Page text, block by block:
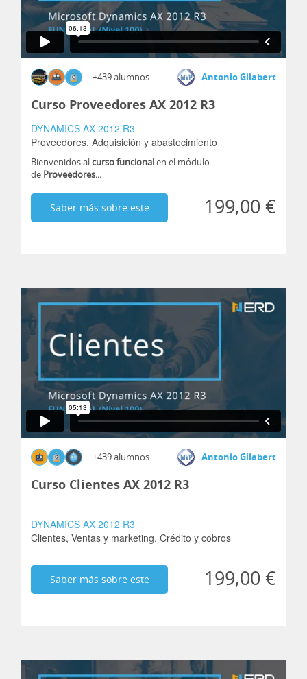
+439 alumnos Antonio Gilabert
Curso Proveedores AX 2012 R3
DYNAMICS AX 2012 R3
Proveedores, Adquisición y abastecimiento
Bienvenidos alcurso funcionalen el módulo
de Proveedores...
Saber más sobre este 199,00 €
+439 alumnos Antonio Gilabert
Curso Clientes AX 2012 R3
DYNAMICS AX 2012 R3
Clientes, Ventas y marketing, Crédito y cobros
Saber más sobre este 199,00 €